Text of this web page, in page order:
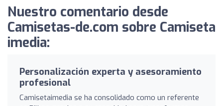
Nuestro comentario desde
Camisetas-de.com sobre Camiseta
imedia:
Personalización experta y asesoramiento
profesional
Camisetaimedia se ha consolidado como un referente